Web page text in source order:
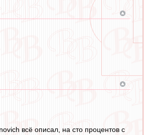
всё описал, на сто процентов с